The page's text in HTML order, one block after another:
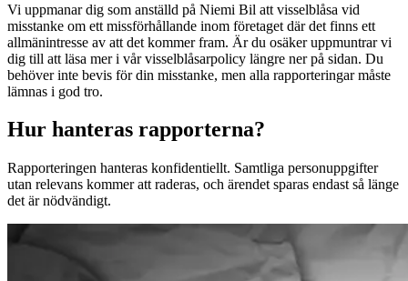
Vi uppmanar dig som anställd på Niemi Bil att visselblåsa vid
misstanke om ett missförhållande inom företaget där det finns ett
allmänintresse av att det kommer fram. Är du osäker uppmuntrar vi
dig till att läsa mer i vår visselblåsarpolicy längre ner på sidan. Du
behöver inte bevis för din misstanke, men alla rapporteringar måste
lämnas i god tro.
Hur hanteras rapporterna?
Rapporteringen hanteras konfidentiellt. Samtliga personuppgifter
utan relevans kommer att raderas, och ärendet sparas endast så länge
det är nödvändigt.